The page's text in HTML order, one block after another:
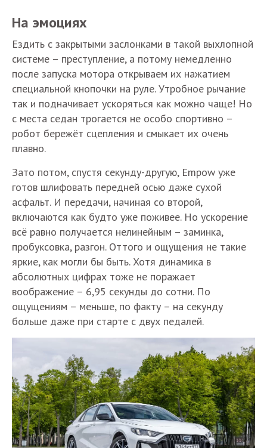
На эмоциях
Ездить с закрытыми заслонками в такой выхлопной
системе – преступление, а потому немедленно
после запуска мотора открываем их нажатием
специальной кнопочки на руле. Утробное рычание
так и подначивает ускоряться как можно чаще! Но
с места седан трогается не особо спортивно –
робот бережёт сцепления и смыкает их очень
плавно.
Зато потом, спустя секунду-другую, Empow уже
готов шлифовать передней осью даже сухой
асфальт. И передачи, начиная со второй,
включаются как будто уже поживее. Но ускорение
всё равно получается нелинейным – заминка,
пробуксовка, разгон. Оттого и ощущения не такие
яркие, как могли бы быть. Хотя динамика в
абсолютных цифрах тоже не поражает
воображение – 6,95 секунды до сотни. По
ощущениям – меньше, по факту – на секунду
больше даже при старте с двух педалей.